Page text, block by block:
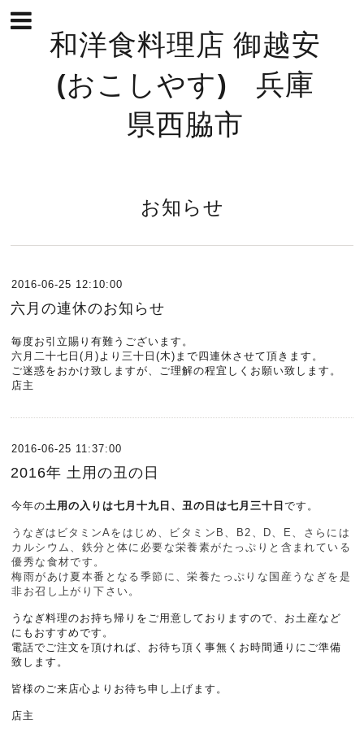
和洋食料理店 御越安
(おこしやす) 兵庫
県西脇市
お知らせ
2016-06-25 12:10:00
六月の連休のお知らせ
毎度お引立賜り有難うございます。
六月二十七日(月)より三十日(木)まで四連休させて頂きます。
ご迷惑をおかけ致しますが、ご理解の程宜しくお願い致します。
店主
2016-06-25 11:37:00
2016年 土用の丑の日
今年の土用の入りは七月十九日、丑の日は七月三十日です。
うなぎはビタミンAをはじめ、ビタミンB、B2、D、E、さらには
カルシウム、 鉄分と体に必要な栄養素がたっぷりと含まれている
優秀な食材です。
梅雨があけ夏本番となる季節に、栄養たっぷりな国産うなぎを是
非お召し上がり下さい。
うなぎ料理のお持ち帰りをご用意しておりますので、お土産など
にもおすすめです。
電話でご注文を頂ければ、お待ち頂く事無くお時間通りにご準備
致します。
皆様のご来店心よりお待ち申し上げます。
店主